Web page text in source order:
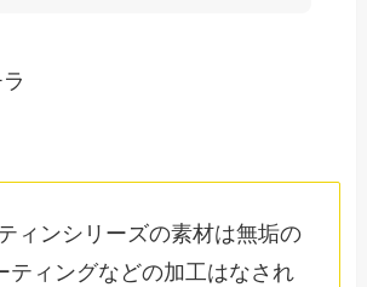
ィンシリーズの素材は無垢の
ティングなどの加工はなされ